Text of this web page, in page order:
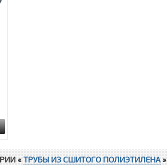
«ТРУБЫ ИЗ СШИТОГО ПОЛИЭТИЛЕНА»